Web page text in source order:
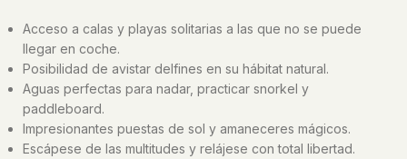
Acceso a calas y playas solitarias a las que no se puede
llegar en coche.
Posibilidad de avistar delfines en su hábitat natural.
Aguas perfectas para nadar, practicar snorkel y
paddleboard.
Impresionantes puestas de sol y amaneceres mágicos.
Escápese de las multitudes y relájese con total libertad.